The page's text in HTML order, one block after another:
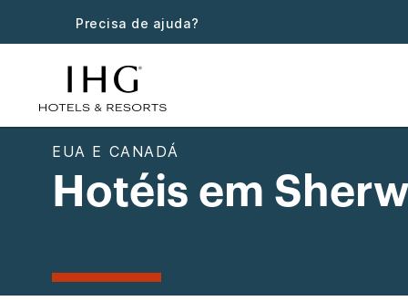
Precisa de ajuda?
EUA E CANADÁ
Hotéis em